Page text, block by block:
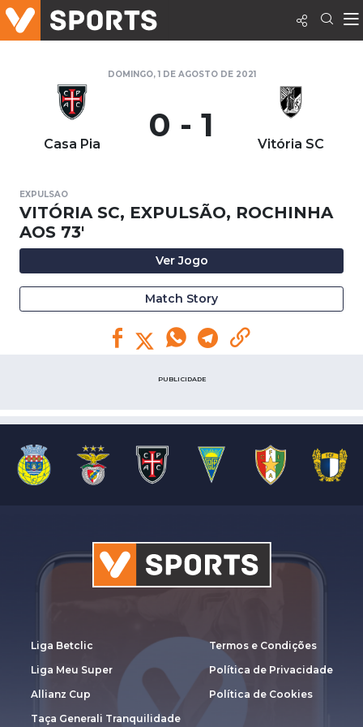
DOMINGO, 1 DE AGOSTO DE 2021
Casa Pia 0 - 1 Vitória SC
EXPULSAO
VITÓRIA SC, EXPULSÃO, ROCHINHA
AOS 73'
Ver Jogo
Match Story
PUBLICIDADE
Liga Betclic
Liga Meu Super
Allianz Cup
Taça Generali Tranquilidade
Termos e Condições
Política de Privacidade
Política de Cookies